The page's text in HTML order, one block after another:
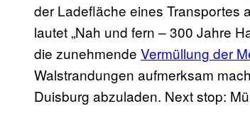
der Ladefläche eines Transportes
lautet „Nah und fern – 300 Jahre
die zunehmende Vermüllung der
Walstrandungen aufmerksam
Duisburg abzuladen. Next stop: